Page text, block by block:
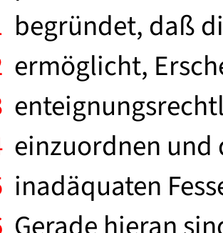
begründet, daß
ermöglicht,
einzuordnen
inadäquaten